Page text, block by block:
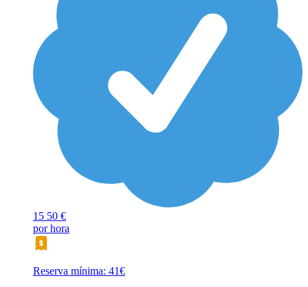
15 50 €
por hora
Reserva mínima: 41€